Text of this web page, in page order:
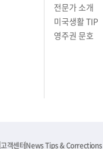
전문가 소개
미국생활 TIP
영주권 문호
고객센터News Tips & Corrections